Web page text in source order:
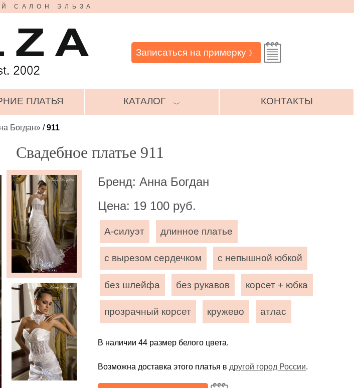
САЛОН ЭЛЬЗА
Записаться на примерку 》
ПЛАТЬЯ КАТАЛОГ ﹀ КОНТАКТЫ
Богдан» /911
Свадебное платье 911
Бренд: Анна Богдан
Цена: 19 100 руб.
А-силуэт длинное платье
с вырезом сердечком с непышной юбкой
без шлейфа без рукавов корсет + юбка
прозрачный корсет кружево атлас
В наличии 44 размер белого цвета.
Возможна доставка этого платья в другой город России.